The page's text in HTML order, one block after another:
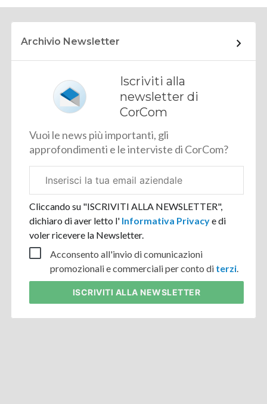
Archivio Newsletter
Iscriviti alla
newsletter di
CorCom
Vuoi le news più importanti, gli
approfondimenti e le interviste di CorCom?
aziendale
Cliccando su "ISCRIVITI ALLA NEWSLETTER",
dichiaro di aver letto l' Informativa Privacye di
voler ricevere la Newsletter.
Acconsento all'invio di comunicazioni
promozionali e commerciali per conto di terzi.
ISCRIVITI ALLA NEWSLETTER